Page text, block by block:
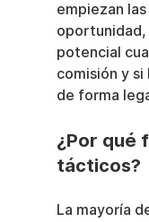
empiezan
oportunidad,
potencial
comisión y
de forma
¿Por qué
tácticos?
La mayoría